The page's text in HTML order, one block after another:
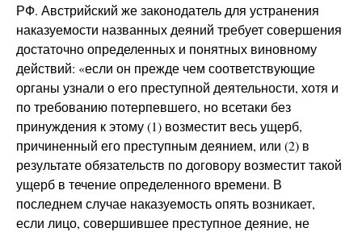
РФ. Австрийский же законодатель для устранения
наказуемости названных деяний требует совершения
достаточно определенных и понятных виновному
действий: «если он прежде чем соответствующие
органы узнали о его преступной деятельности, хотя и
по требованию потерпевшего, но всетаки без
принуждения к этому (1) возместит весь ущерб,
причиненный его преступным деянием, или (2) в
результате обязательств по договору возместит такой
ущерб в течение определенного времени. В
последнем случае наказуемость опять возникает,
если лицо, совершившее преступное деяние, не